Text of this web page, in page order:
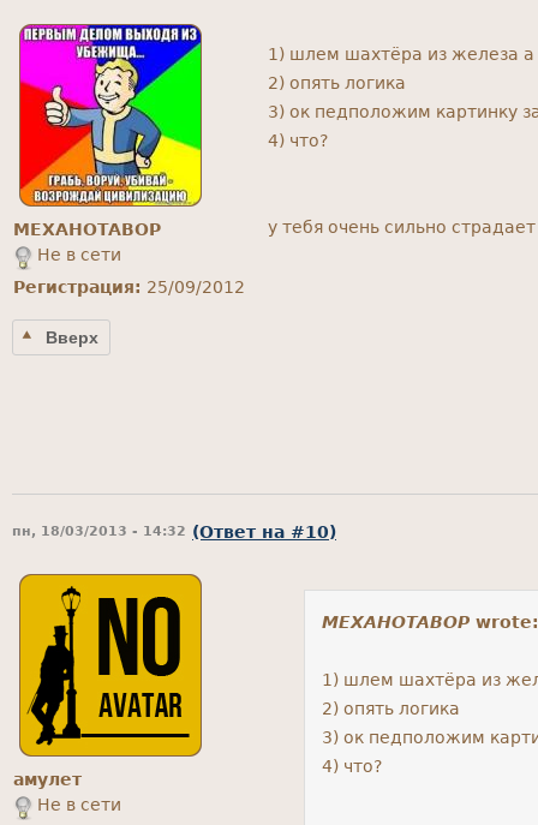
MEXAHOTABOP
Не в сети
Регистрация: 25/09/2012
1) шлем шахтёра из железа а
2) опять логика
3) ок педположим картинку
4) что?
у тебя очень сильно
Вверх
пн, 18/03/2013 - 14:32 (Ответ на #10)
амулет
Не в сети
MEXAHOTABOP wrote:
1) шлем шахтёра из
2) опять логика
3) ок педположим
4) что?